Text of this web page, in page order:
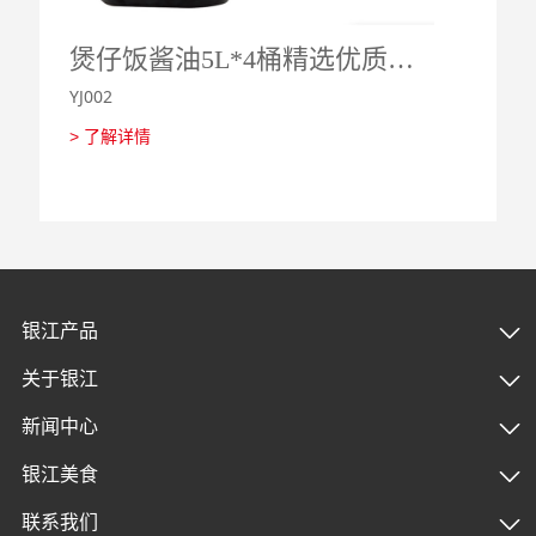
银江260G肠粉酱油广式肠粉酱汁调味酱油拉肠专用豉油酿造酱油调味
YJ002
> 了解详情
银江产品
关于银江
新闻中心
银江美食
联系我们